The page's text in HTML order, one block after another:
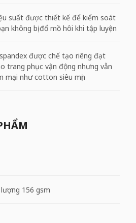
suất được thiết kế để kiểm soát
không bị đổ mồ hôi khi tập luyện
được chế tạo riêng đạt
trang phục vận động nhưng vẫn
mại như cotton siêu mịn
lượng 156 gsm